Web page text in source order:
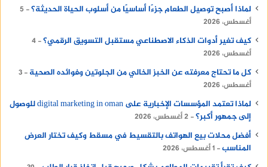
تعرف علىiphone charger price in egypt
لماذا أصبح توصيل الطعام جزءًا أساسيًا من أسلوب الحياة الحديثة؟
5
أغسطس، 2026
كيف تغير أدوات الذكاء الاصطناعي مستقبل التسويق الرقمي؟ 4
أغسطس، 2026
كل ما تحتاج معرفته عن الخبز الخالي من الجلوتين وفوائده الصحية
3
أغسطس، 2026
لماذا تعتمد المؤسسات الإخبارية على digital marketing in oman للوصول
إلى جمهور أكبر؟ 2 أغسطس، 2026
أفضل محلات بيع الهواتف بالتقسيط في مسقط وكيف تختار العرض
المناسب 1 أغسطس، 2026